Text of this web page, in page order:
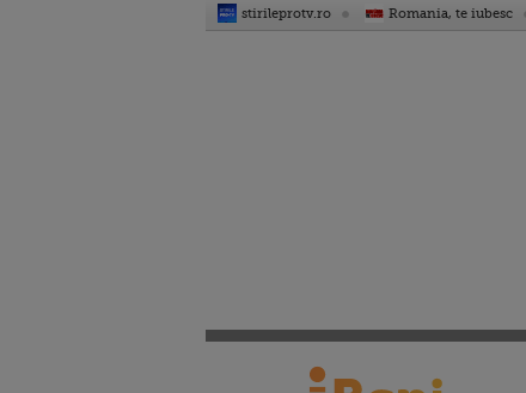
stirileprotv.ro Romania, te iubesc